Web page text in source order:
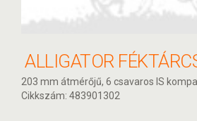
203 mm átmérőjű, 6 csavaros IS
Cikkszám: 483901302